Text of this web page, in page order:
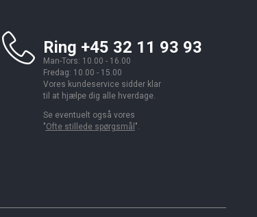
Ring +45 32 11 93 93
Man-Tors: 10.00 - 16.00
Fredag: 10.00 - 15.00
Vores kundeservice sidder klar
til at hjælpe dig alle hverdage.
Se eventuelt også vores
"Ofte stillede spørgsmål ".